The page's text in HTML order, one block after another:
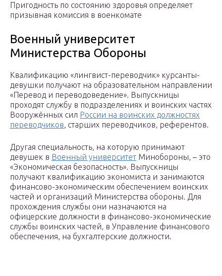
Пригодность по состоянию здоровья определяет
призывная комиссия в военкомате
Военный университет
Министерства Обороны
Квалификацию «лингвист-переводчик» курсанты-
девушки получают на образовательном направлении
«Перевод и переводоведение». Выпускницы
проходят службу в подразделениях и воинских частях
Вооружённых сил России на воинских должностях
переводчиков, старших переводчиков, референтов.
Другая специальность, на которую принимают
девушек в Военный университет Минобороны, – это
«Экономическая безопасность». Выпускницы
получают квалификацию экономиста и занимаются
финансово-экономическим обеспечением воинских
частей и организаций Министерства обороны. Для
прохождения службы они назначаются на
офицерские должности в финансово-экономические
службы воинских частей, в Управление финансового
обеспечения, на бухгалтерские должности.